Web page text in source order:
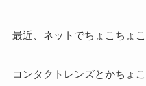
最近、ネットでちょこちょ
コンタクトレンズとかちょ